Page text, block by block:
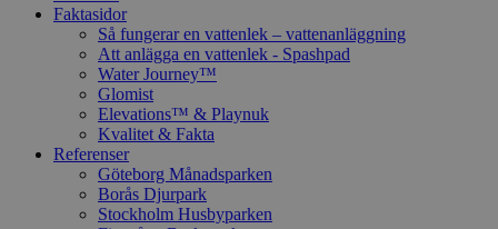
Faktasidor
Så fungerar en vattenlek – vattenanläggning
Att anlägga en vattenlek - Spashpad
Water Journey™
Glomist
Elevations™ & Playnuk
Kvalitet & Fakta
Referenser
Göteborg Månadsparken
Borås Djurpark
Stockholm Husbyparken